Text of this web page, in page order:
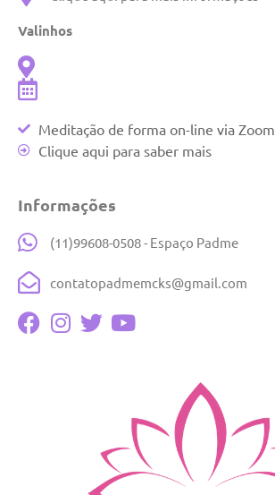
Valinhos
Meditação de forma on-line via Zoom
Clique aqui para saber mais
Informações
(11)99608-0508 - Espaço Padme
contatopadmemcks@gmail.com